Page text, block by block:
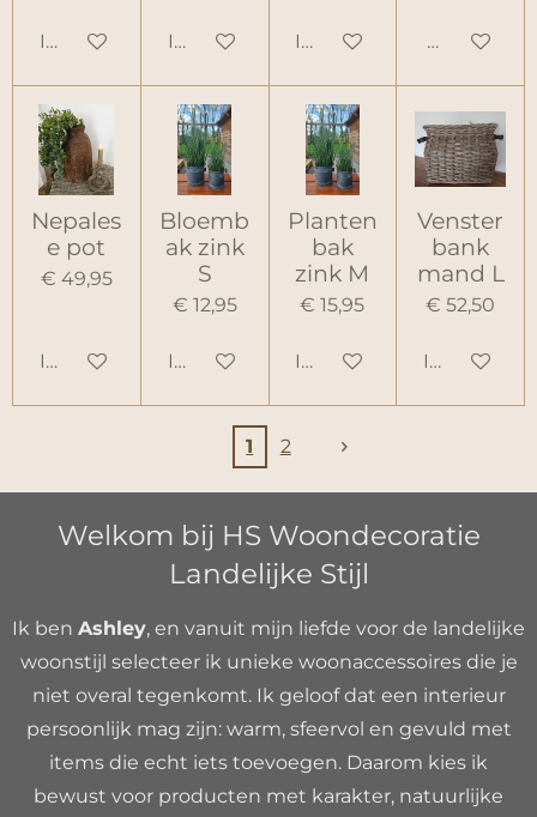
In winkelwagenIn winkelwagenIn winkelwagenHoud mij
Nepales
e pot
€ 49,95
In winkelwagen
Bloemb
ak zink
S
€ 12,95
In winkelwagen
Planten
bak
zink M
€ 15,95
In winkelwagen
Venster
bank
mand L
€ 52,50
In
1 2
Welkom bij HS Woondecoratie
Landelijke Stijl
Ik ben Ashley, en vanuit mijn liefde voor de landelijke
woonstijl selecteer ik unieke woonaccessoires die je
niet overal tegenkomt. Ik geloof dat een interieur
persoonlijk mag zijn: warm, sfeervol en gevuld met
items die echt iets toevoegen. Daarom kies ik
bewust voor producten met karakter, natuurlijke